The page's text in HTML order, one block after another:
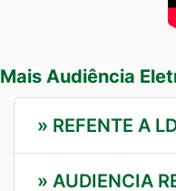
Mais Audiência
» REFENTE A
» AUDIENCIA